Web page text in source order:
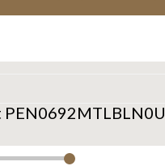
PEN0692MTLBLN0U